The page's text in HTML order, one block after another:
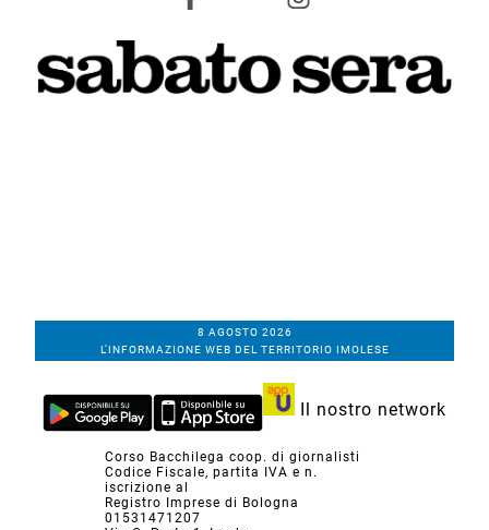
8 AGOSTO 2026
L'INFORMAZIONE WEB DEL TERRITORIO IMOLESE
Il nostro network
Corso Bacchilega coop. di giornalisti
Codice Fiscale, partita IVA e n.
iscrizione al
Registro Imprese di Bologna
01531471207